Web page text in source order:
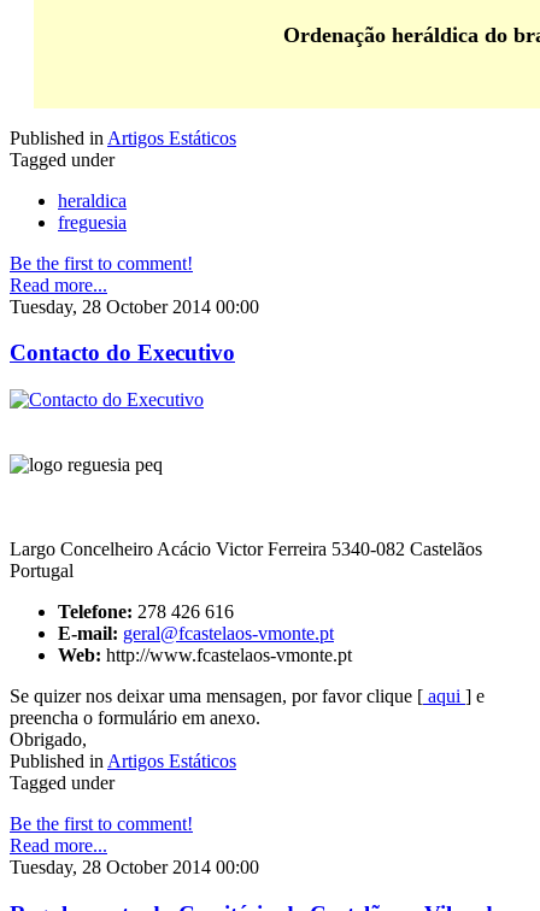
Ordenação heráldica do
Published in Artigos Estáticos
Tagged under
heraldica
freguesia
Be the first to comment!
Read more...
Tuesday, 28 October 2014 00:00
Contacto do Executivo
Largo Concelheiro Acácio Victor Ferreira 5340-082 Castelãos
Portugal
Telefone: 278 426 616
E-mail: geral@fcastelaos-vmonte.pt
Web: http://www.fcastelaos-vmonte.pt
Se quizer nos deixar uma mensagen, por favor clique [ aqui ] e
preencha o formulário em anexo.
Obrigado,
Published in Artigos Estáticos
Tagged under
Be the first to comment!
Read more...
Tuesday, 28 October 2014 00:00